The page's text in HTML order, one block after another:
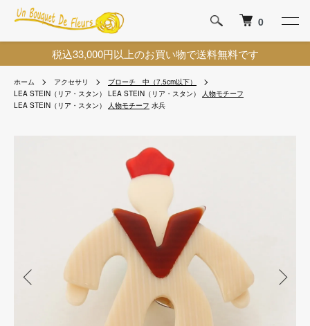
税込33,000円以上のお買い物で送料無料です
0
ホーム アクセサリ
ブローチ 中（7.5cm以下）
LEA STEIN（リア・スタン）
LEA STEIN（リア・スタン）
人物モチーフ
LEA STEIN（リア・スタン）
人物モチーフ 水兵